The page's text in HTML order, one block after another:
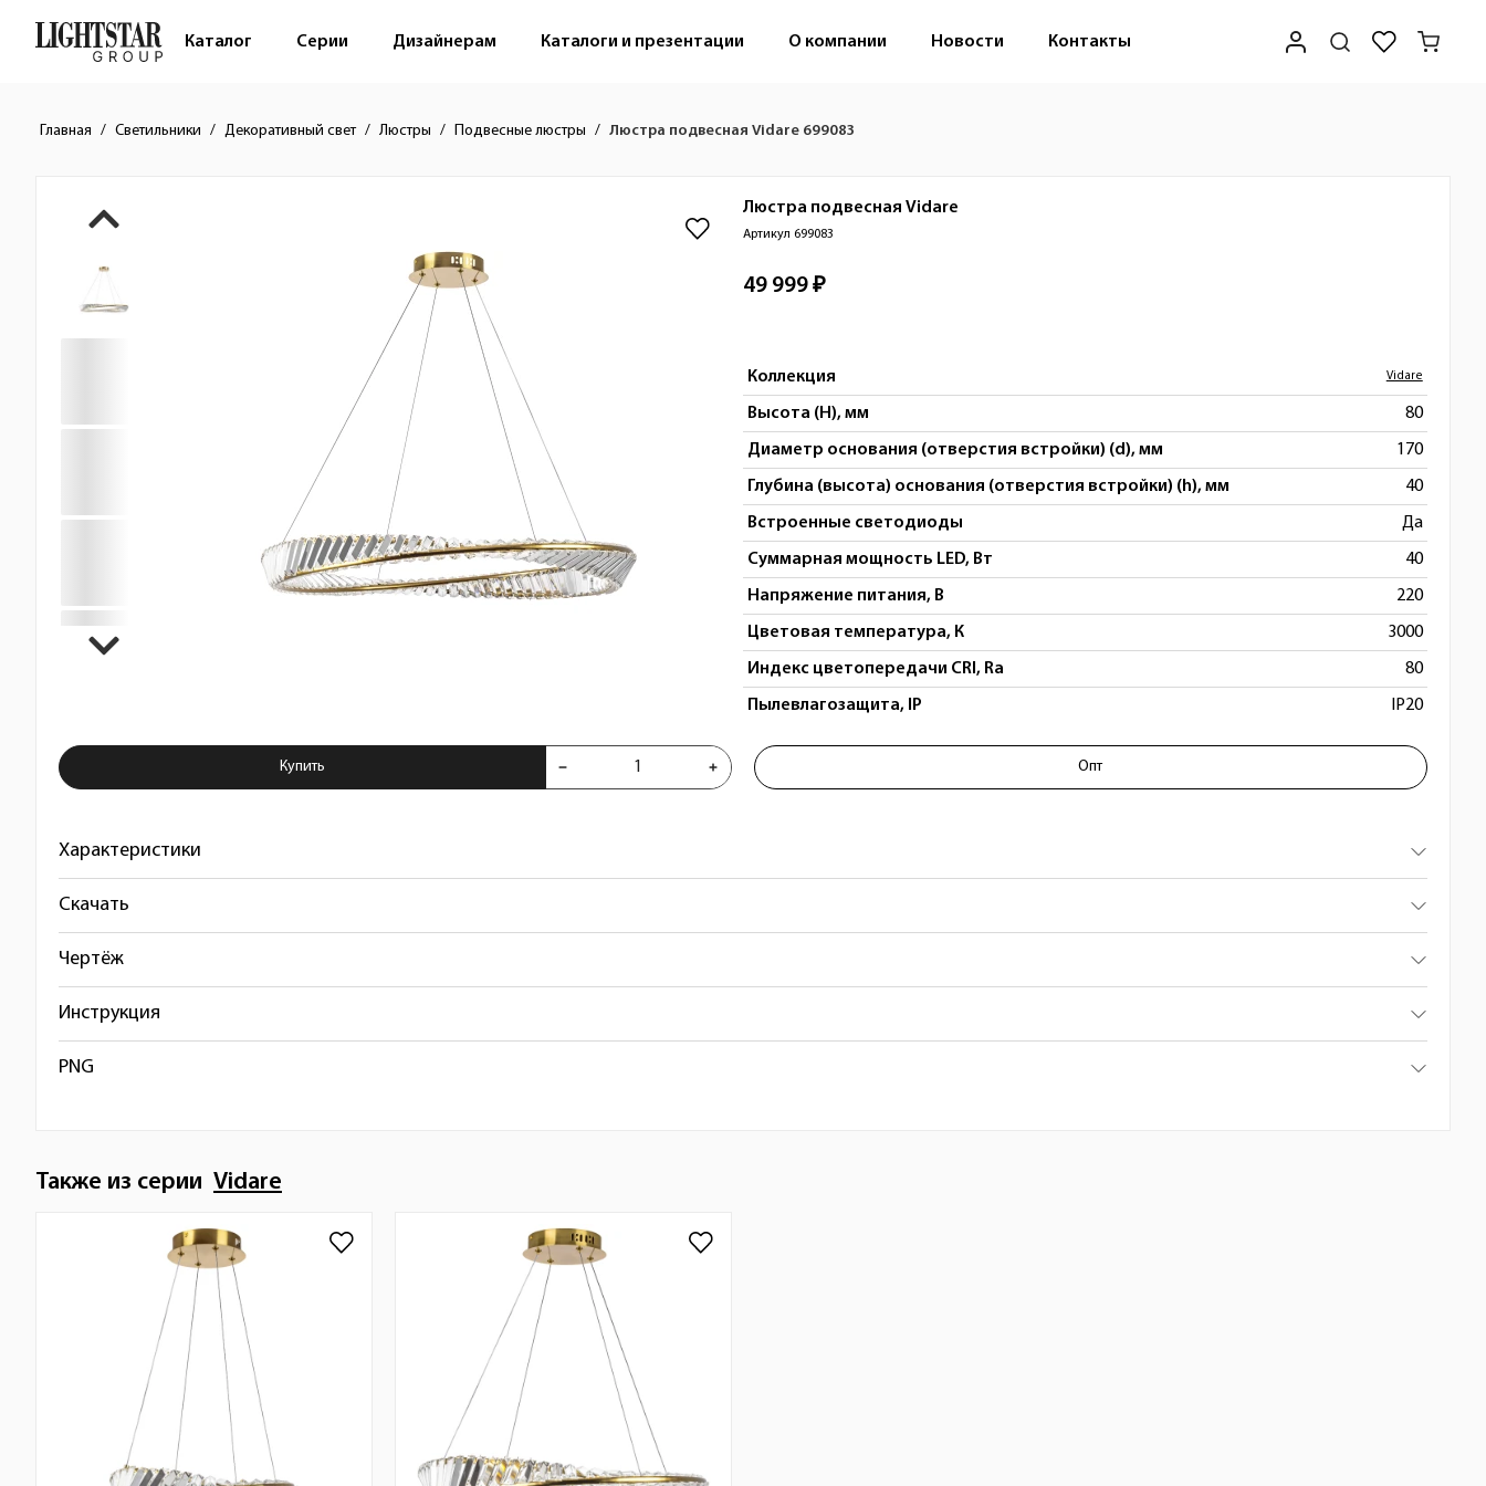
Каталог Серии Дизайнерам Каталоги и презентации О компании Новости Контакты
Главная Светильники Декоративный свет Люстры Подвесные люстры Люстра подвесная Vidare 699083
Краткое описание товара
Изображения товара Люстра подвесная Vidare
Артикул 699083
49 999 ₽
Коллекция Vidare
Высота (H), мм 80
Диаметр основания (отверстия встройки) (d), мм 170
Глубина (высота) основания (отверстия встройки) (h), мм 40
Встроенные светодиоды Да
Суммарная мощность LED, Вт 40
Напряжение питания, В 220
Цветовая температура, К 3000
Индекс цветопередачи CRI, Ra 80
Пылевлагозащита, IP IP20
Купить Люстра подвесная Vidare 699083
Купить Опт
Характеристики
Скачать
Чертёж
Инструкция
PNG
Также из серии Vidare